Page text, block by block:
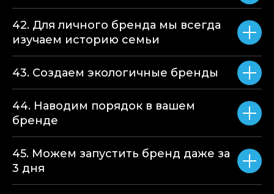
42. Для личного бренда мы всегда
изучаем историю семьи
43. Создаем экологичные бренды
44. Наводим порядок в вашем
бренде
45. Можем запустить бренд даже за
3 дня